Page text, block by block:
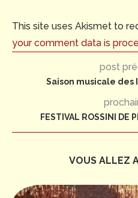
This site uses Akismet to
your comment data is
post
Saison musicale des
FESTIVAL ROSSINI DE
VOUS ALLEZ